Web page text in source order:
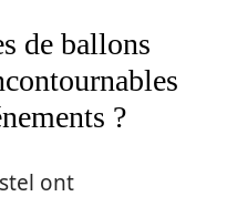
de ballons
?
ont